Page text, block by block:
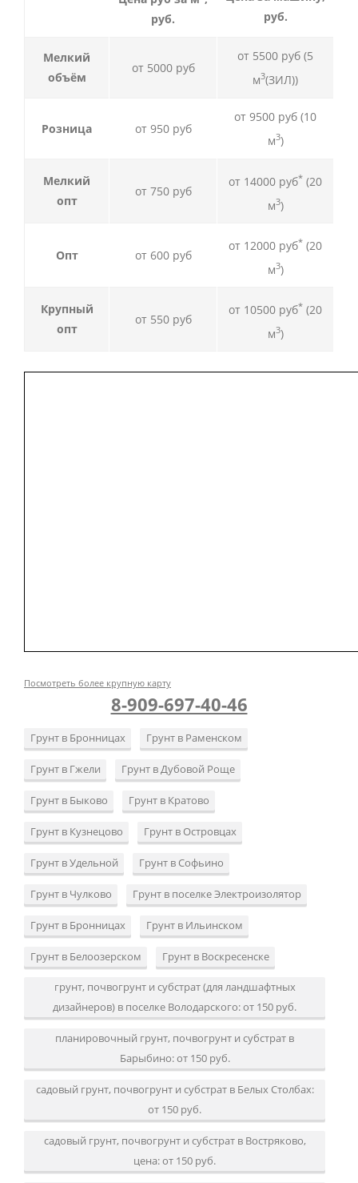
руб.
руб.
Мелкий
объём
от 5000 руб
от 5500 руб (5
м3(ЗИЛ))
Розница от 950 руб
от 9500 руб (10
м3)
Мелкий
опт
от 750 руб
от 14000 руб* (20
м3)
Опт от 600 руб
от 12000 руб* (20
м3)
Крупный
опт
от 550 руб
от 10500 руб* (20
м3)
Посмотреть более крупную карту
8-909-697-40-46
Грунт в Бронницах Грунт в Раменском
Грунт в Гжели Грунт в Дубовой Роще
Грунт в Быково Грунт в Кратово
Грунт в Кузнецово Грунт в Островцах
Грунт в Удельной Грунт в Софьино
Грунт в Чулково Грунт в поселке Электроизолятор
Грунт в Бронницах Грунт в Ильинском
Грунт в Белоозерском Грунт в Воскресенске
грунт, почвогрунт и субстрат (для ландшафтных
дизайнеров) в поселке Володарского: от 150 руб.
планировочный грунт, почвогрунт и субстрат в
Барыбино: от 150 руб.
садовый грунт, почвогрунт и субстрат в Белых Столбах:
от 150 руб.
садовый грунт, почвогрунт и субстрат в Востряково,
цена: от 150 руб.